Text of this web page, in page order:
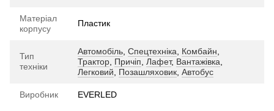
Матеріал
корпусу
Пластик
Тип
техніки
Автомобіль Спецтехніка Комбайн
Трактор Причіп Лафет, Вантажівка
Легковий
Позашляховик Автобус
Виробник EVERLED